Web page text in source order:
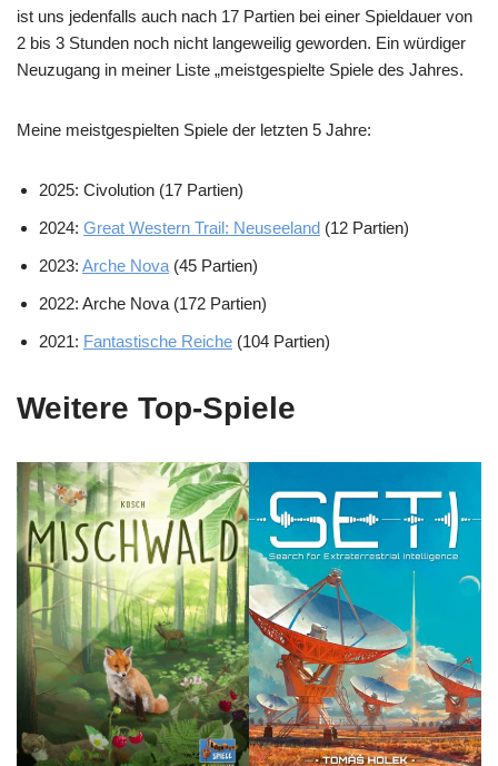
ist uns jedenfalls auch nach 17 Partien bei einer Spieldauer von
2 bis 3 Stunden noch nicht langeweilig geworden. Ein würdiger
Neuzugang in meiner Liste „meistgespielte Spiele des Jahres.
Meine meistgespielten Spiele der letzten 5 Jahre:
2025: Civolution (17 Partien)
2024: Great Western Trail: Neuseeland (12 Partien)
2023: Arche Nova (45 Partien)
2022: Arche Nova (172 Partien)
2021: Fantastische Reiche (104 Partien)
Weitere Top-Spiele